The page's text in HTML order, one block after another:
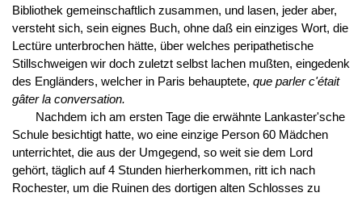
Bibliothek gemeinschaftlich zusammen, und lasen, jeder aber,
versteht sich, sein eignes Buch, ohne daß ein einziges Wort, die
Lectüre unterbrochen hätte, über welches peripathetische
Stillschweigen wir doch zuletzt selbst lachen mußten, eingedenk
des Engländers, welcher in Paris behauptete, que parler c'était
gâter la conversation.
Nachdem ich am ersten Tage die erwähnte Lankaster'sche
Schule besichtigt hatte, wo eine einzige Person 60 Mädchen
unterrichtet, die aus der Umgegend, so weit sie dem Lord
gehört, täglich auf 4 Stunden hierherkommen, ritt ich nach
Rochester, um die Ruinen des dortigen alten Schlosses zu